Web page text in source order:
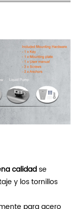
calidadse
y los tornillos